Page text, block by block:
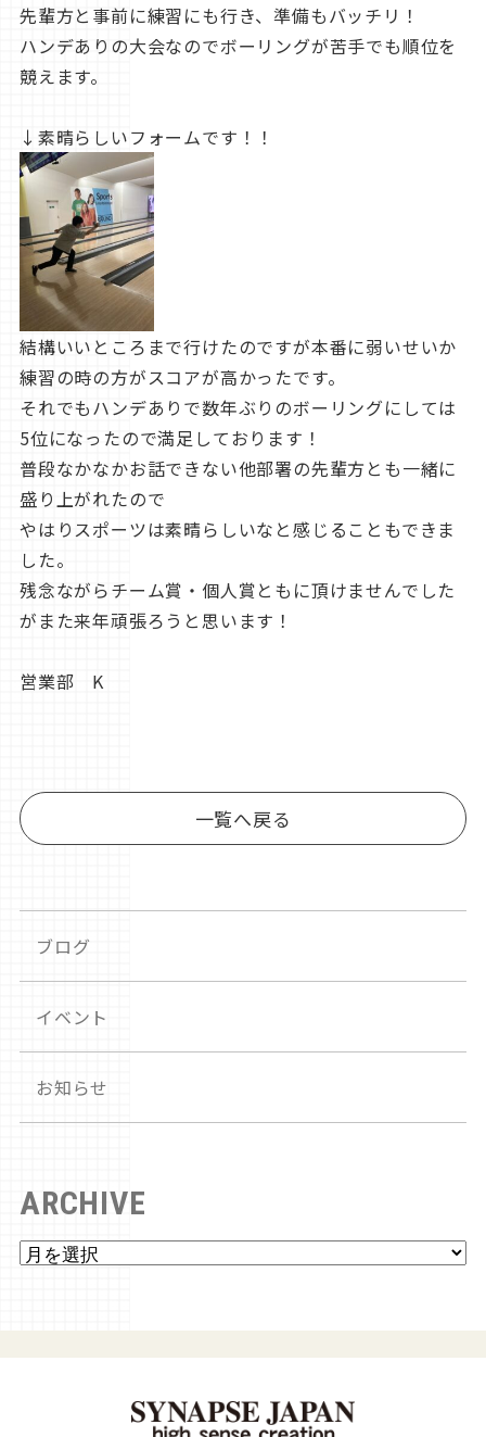
先輩方と事前に練習にも行き、準備もバッチリ！
ハンデありの大会なのでボーリングが苦手でも順位を
競えます。
↓素晴らしいフォームです！！
結構いいところまで行けたのですが本番に弱いせいか
練習の時の方がスコアが高かったです。
それでもハンデありで数年ぶりのボーリングにしては
5位になったので満足しております！
普段なかなかお話できない他部署の先輩方とも一緒に
盛り上がれたので
やはりスポーツは素晴らしいなと感じることもできま
した。
残念ながらチーム賞・個人賞ともに頂けませんでした
がまた来年頑張ろうと思います！
営業部 K
一覧へ戻る
ブログ
イベント
お知らせ
ARCHIVE